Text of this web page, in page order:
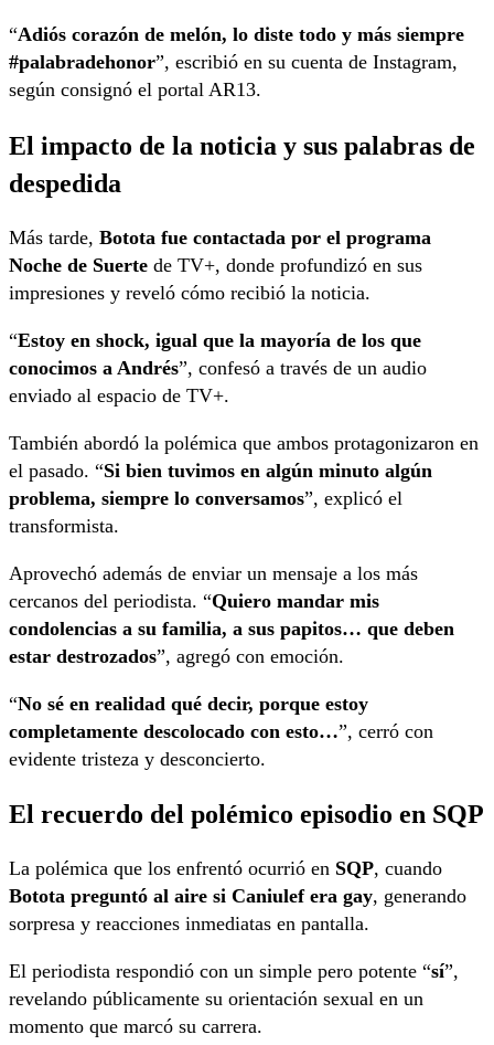
“Adiós corazón de melón, lo diste todo y más siempre
#palabradehonor”, escribió en su cuenta de Instagram,
según consignó el portal AR13.
El impacto de la noticia y sus palabras de
despedida
Más tarde, Botota fue contactada por el programa
Noche de Suerte de TV+, donde profundizó en sus
impresiones y reveló cómo recibió la noticia.
“Estoy en shock, igual que la mayoría de los que
conocimos a Andrés”, confesó a través de un audio
enviado al espacio de TV+.
También abordó la polémica que ambos protagonizaron en
el pasado. “Si bien tuvimos en algún minuto algún
problema, siempre lo conversamos”, explicó el
transformista.
Aprovechó además de enviar un mensaje a los más
cercanos del periodista. “Quiero mandar mis
condolencias a su familia, a sus papitos… que deben
estar destrozados”, agregó con emoción.
“No sé en realidad qué decir, porque estoy
completamente descolocado con esto…”, cerró con
evidente tristeza y desconcierto.
El recuerdo del polémico episodio en SQP
La polémica que los enfrentó ocurrió en SQP, cuando
Botota preguntó al aire si Caniulef era gay, generando
sorpresa y reacciones inmediatas en pantalla.
El periodista respondió con un simple pero potente “sí”,
revelando públicamente su orientación sexual en un
momento que marcó su carrera.